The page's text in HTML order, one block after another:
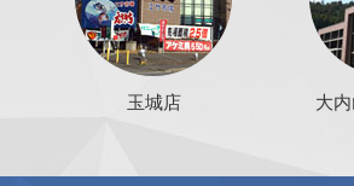
玉城店 大